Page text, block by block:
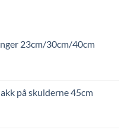
23cm/30cm/40cm
på skulderne 45cm